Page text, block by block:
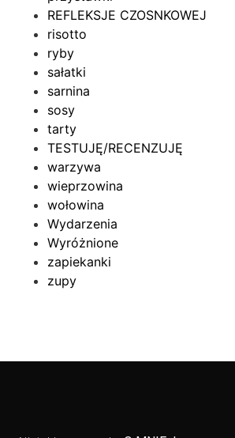
REFLEKSJE CZOSNKOWEJ
risotto
ryby
sałatki
sarnina
sosy
tarty
TESTUJĘ/RECENZUJĘ
warzywa
wieprzowina
wołowina
Wydarzenia
Wyróżnione
zapiekanki
zupy